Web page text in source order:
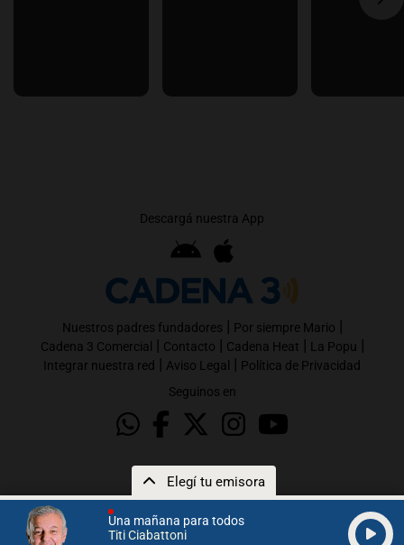
Una mañana para todos
Titi Ciabattoni
Elegí tu emisora
Descargá nuestra App
Nuestros padres fundadores | Por siempre Mario |
Cadena 3 Comercial | Contacto | Cadena Heat | La Popu |
Integrar nuestra red | Aviso Legal | Política de Privacidad
Seguinos en